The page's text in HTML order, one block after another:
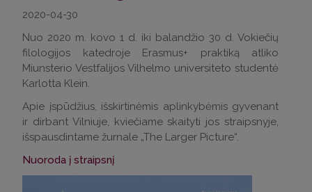
2020-04-30
Nuo 2020 m. kovo 1 d. iki balandžio 30 d. Vokiečių
filologijos katedroje Erasmus+ praktiką atliko
Miunsterio Vestfalijos Vilhelmo universiteto studentė
Karlotta Klein.
Apie įspūdžius, išskirtinėmis aplinkybėmis gyvenant
ir dirbant Vilniuje, kviečiame skaityti jos straipsnyje,
išspausdintame žurnale „The Larger Picture“.
Nuoroda į straipsnį